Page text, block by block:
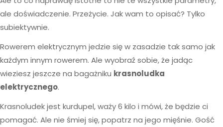
ale doświadczenie. Przeżycie. Jak wam to opisać? Tylko
subiektywnie.
Rowerem elektrycznym jedzie się w zasadzie tak samo jak
każdym innym rowerem. Ale wyobraź sobie, że jadąc
wieziesz jeszcze na bagażniku krasnoludka
elektrycznego.
Krasnoludek jest kurdupel, waży 6 kilo i mówi, że będzie ci
pomagać. Ale nie śmiej się, popatrz na jego mięśnie. Gość